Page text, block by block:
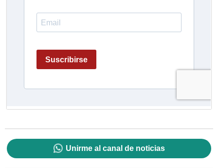
Unirme al canal de noticias